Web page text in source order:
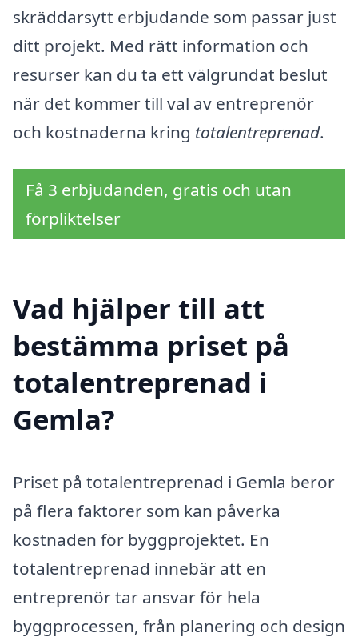
skräddarsytt erbjudande som passar just
ditt projekt. Med rätt information och
resurser kan du ta ett välgrundat beslut
när det kommer till val av entreprenör
och kostnaderna kring totalentreprenad.
Få 3 erbjudanden, gratis och utan
förpliktelser
Vad hjälper till att
bestämma priset på
totalentreprenad i
Gemla?
Priset på totalentreprenad i Gemla beror
på flera faktorer som kan påverka
kostnaden för byggprojektet. En
totalentreprenad innebär att en
entreprenör tar ansvar för hela
byggprocessen, från planering och design